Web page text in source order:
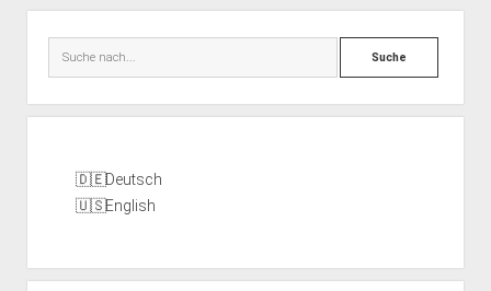
Suche
Deutsch
English